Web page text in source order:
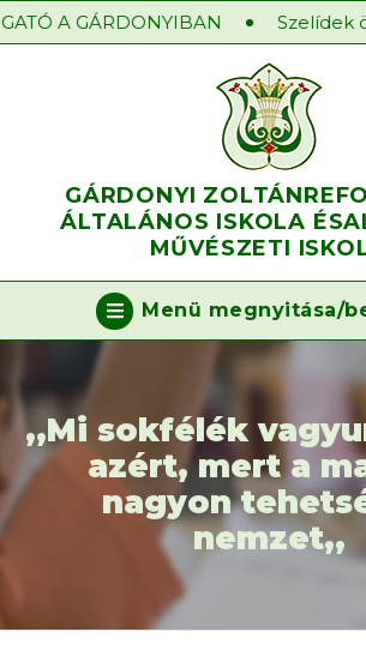
A GÁRDONYIBAN Szelídek
GÁRDONYI ZOLTÁN
ÁLTALÁNOS ISKOLA ÉS
MŰVÉSZETI
Menü megnyitása/
,,Mi sokfélék
azért, mert a
nagyon
nemzet,,